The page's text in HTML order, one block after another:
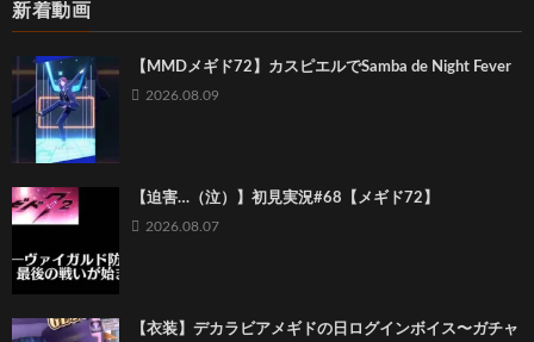
新着動画
【MMDメギド72】カスピエルでSamba de Night Fever
2026.08.09
【迫害…（泣）】初見実況#68【メギド72】
2026.08.07
【衣装】デカラビアメギドの日ログインボイス〜ガチャ